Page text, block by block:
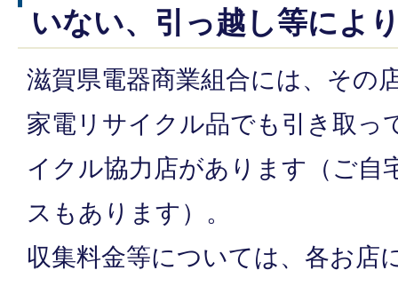
いない、引っ越し等によ
滋賀県電器商業組合には、その
家電リサイクル品でも引き取っ
イクル協力店があります（ご自
スもあります）。
収集料金等については、各お店